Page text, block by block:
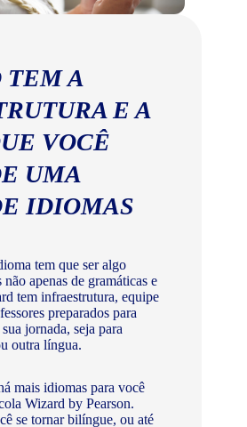
TEM A
E A
VOCÊ
UMA
IDIOMAS
tem que ser algo
apenas de gramáticas e
tem infraestrutura, equipe
preparados para
jornada, seja para
outra língua.
mais idiomas para você
Wizard by Pearson.
se tornar bilíngue, ou até